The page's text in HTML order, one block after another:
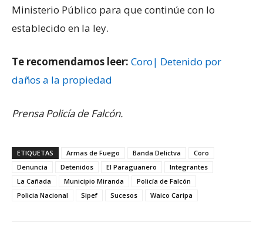
Ministerio Público para que continúe con lo
establecido en la ley.
Te recomendamos leer: Coro| Detenido por
daños a la propiedad
Prensa Policía de Falcón.
ETIQUETAS Armas de Fuego Banda Delictva
Coro
Denuncia
Detenidos El Paraguanero
Integrantes
La Cañada
Municipio Miranda
Policía de Falcón
Policia Nacional
Sipef Sucesos Waico Caripa